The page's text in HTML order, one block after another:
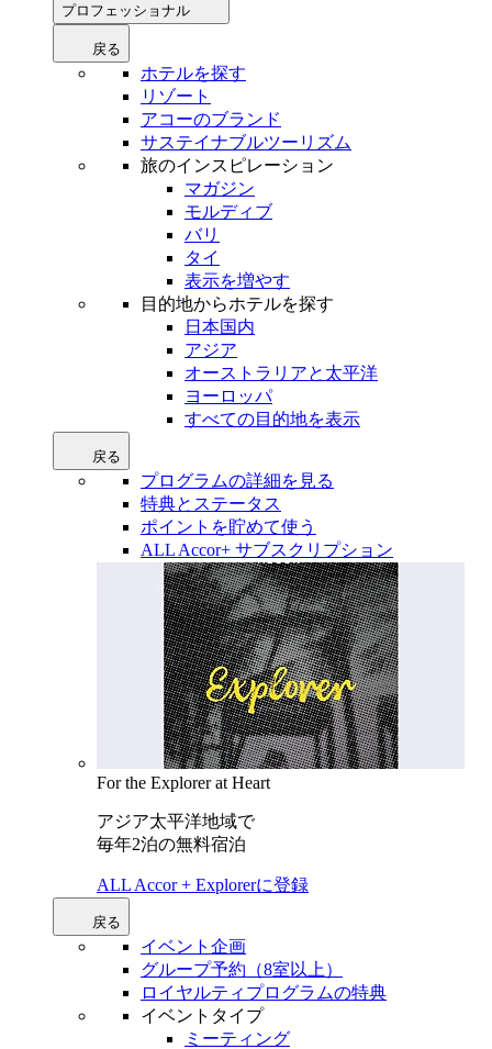
プロフェッショナル
戻る
ホテルを探す
リゾート
アコーのブランド
サステイナブルツーリズム
旅のインスピレーション
マガジン
モルディブ
バリ
タイ
表示を増やす
目的地からホテルを探す
日本国内
アジア
オーストラリアと太平洋
ヨーロッパ
すべての目的地を表示
戻る
プログラムの詳細を見る
特典とステータス
ポイントを貯めて使う
ALL Accor+ サブスクリプション
For the Explorer at Heart
アジア太平洋地域で
毎年2泊の無料宿泊
ALL Accor + Explorerに登録
戻る
イベント企画
グループ予約（8室以上）
ロイヤルティプログラムの特典
イベントタイプ
ミーティング